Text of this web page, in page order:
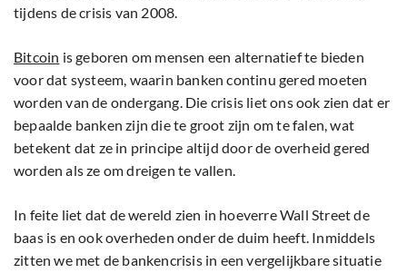
tijdens de crisis van 2008.
Bitcoin is geboren om mensen een alternatief te bieden
voor dat systeem, waarin banken continu gered moeten
worden van de ondergang. Die crisis liet ons ook zien dat er
bepaalde banken zijn die te groot zijn om te falen, wat
betekent dat ze in principe altijd door de overheid gered
worden als ze om dreigen te vallen.
In feite liet dat de wereld zien in hoeverre Wall Street de
baas is en ook overheden onder de duim heeft. Inmiddels
zitten we met de bankencrisis in een vergelijkbare situatie